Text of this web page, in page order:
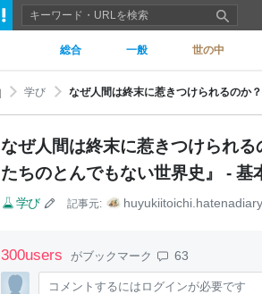
総合 一般 世の中
学び なぜ人間は終末に惹きつけられるのか
なぜ人間は終末に惹きつけられ
たちのとんでもない世界史』 - 基
学び 記事元:
300users がブックマーク 63
コメントするにはログインが必要です